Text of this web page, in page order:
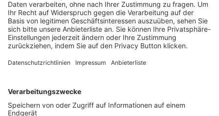
Trainerbörse
Login SpielPlus
FOLGE DEM BFV
TOP-VEREINE